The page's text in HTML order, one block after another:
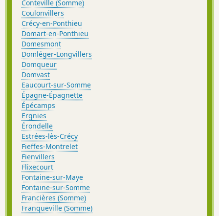
Conteville (Somme)
Coulonvillers
Crécy-en-Ponthieu
Domart-en-Ponthieu
Domesmont
Domléger-Longvillers
Domqueur
Domvast
Eaucourt-sur-Somme
Épagne-Épagnette
Épécamps
Ergnies
Érondelle
Estrées-lès-Crécy
Fieffes-Montrelet
Fienvillers
Flixecourt
Fontaine-sur-Maye
Fontaine-sur-Somme
Francières (Somme)
Franqueville (Somme)